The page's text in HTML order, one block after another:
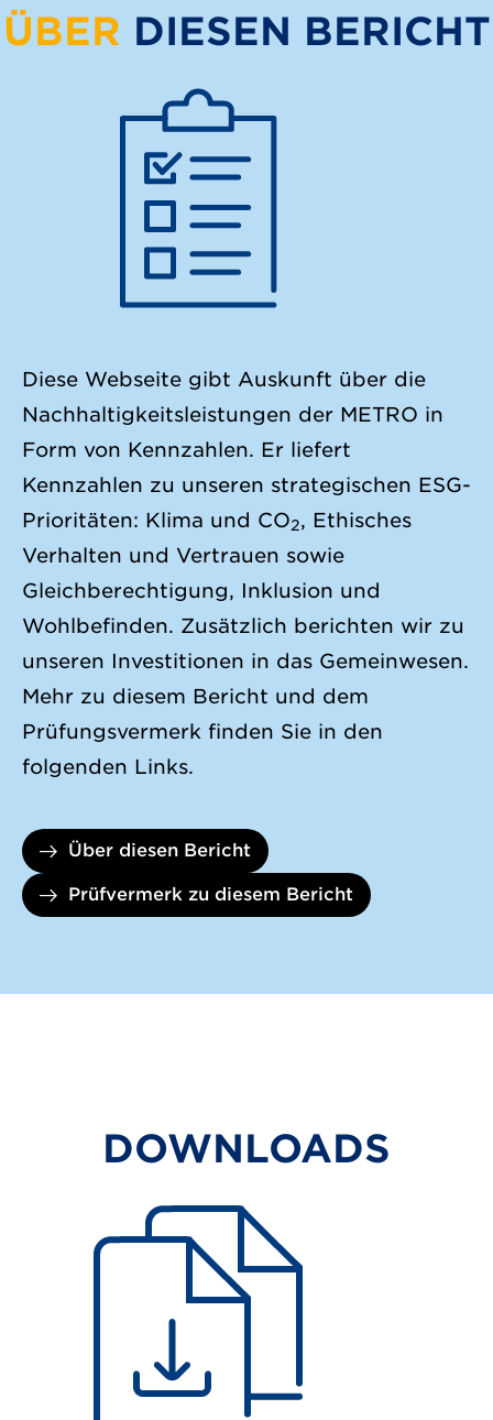
ÜBER DIESEN BERICHT
Diese Webseite gibt Auskunft über die
Nachhaltigkeitsleistungen der METRO in
Form von Kennzahlen. Er liefert
Kennzahlen zu unseren strategischen ESG-
Prioritäten: Klima und CO2, Ethisches
Verhalten und Vertrauen sowie
Gleichberechtigung, Inklusion und
Wohlbefinden. Zusätzlich berichten wir zu
unseren Investitionen in das Gemeinwesen.
Mehr zu diesem Bericht und dem
Prüfungsvermerk finden Sie in den
folgenden Links.
Über diesen Bericht
Prüfvermerk zu diesem Bericht
DOWNLOADS